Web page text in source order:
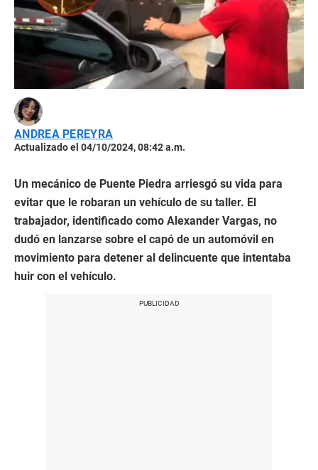
ANDREA PEREYRA
Actualizado el 04/10/2024, 08:42 a.m.
Un mecánico de Puente Piedra arriesgó su vida para
evitar que le robaran un vehículo de su taller. El
trabajador, identificado como Alexander Vargas, no
dudó en lanzarse sobre el capó de un automóvil en
movimiento para detener al delincuente que intentaba
huir con el vehículo.